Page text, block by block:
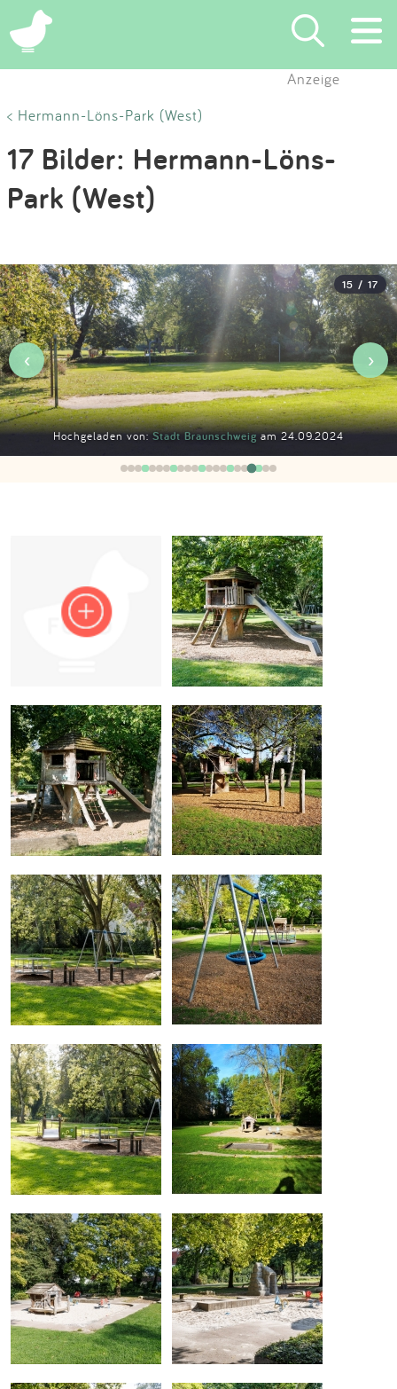
×
Suchen
Eintragen
Blog
Partner
Kontakt
Impressum
Anmelden
Anzeige
< Hermann-Löns-Park (West)
17 Bilder: Hermann-Löns-
Park (West)
Hochgeladen von:Stadt Braunschweigam 24.09.2024
15 / 17
‹ ›